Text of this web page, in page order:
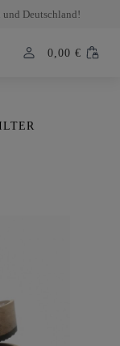
und Deutschland!
0,00 €